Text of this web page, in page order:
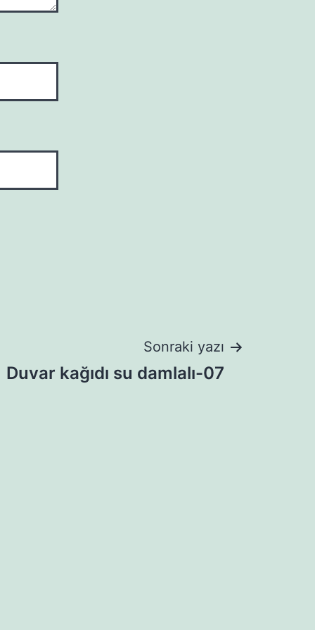
Sonraki yazı
Duvar kağıdı su damlalı-07